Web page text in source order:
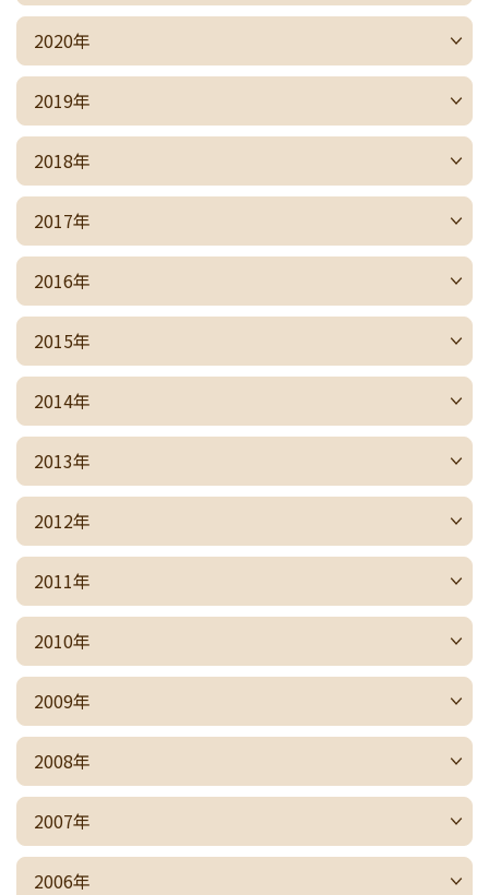
2020年
2019年
2018年
2017年
2016年
2015年
2014年
2013年
2012年
2011年
2010年
2009年
2008年
2007年
2006年